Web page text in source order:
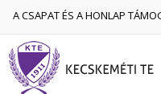
A CSAPAT ÉS A HONLAP